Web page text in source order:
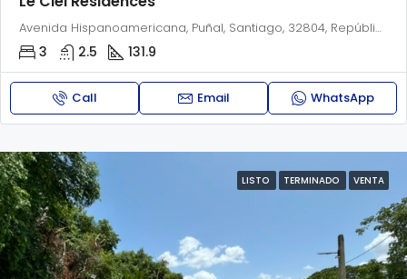
Avenida Hispanoamericana, Puñal, Santiago, 32804, República Dominicana
3 2.5 131.9
Call Email WhatsApp
LISTO TERMINADO VENTA